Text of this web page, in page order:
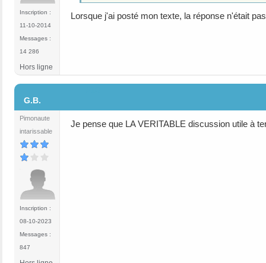
Inscription :
11-10-2014
Messages :
14 286
Lorsque j'ai posté mon texte, la réponse n'était
Hors ligne
G.B.
Pimonaute
intarissable
Inscription :
08-10-2023
Messages :
847
Je pense que LA VERITABLE discussion utile à